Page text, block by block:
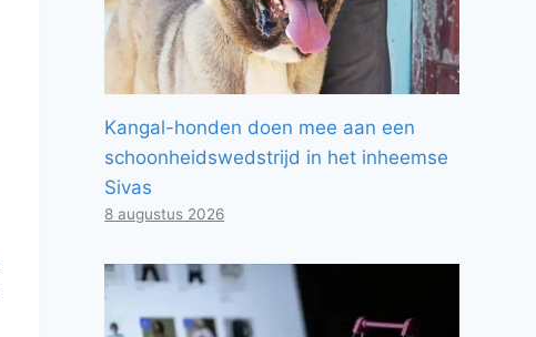
Kangal-honden doen mee aan een
schoonheidswedstrijd in het inheemse
Sivas
8 augustus 2026